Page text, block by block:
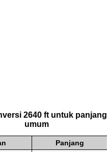
2640 ft untuk panjang
umum
Panjang